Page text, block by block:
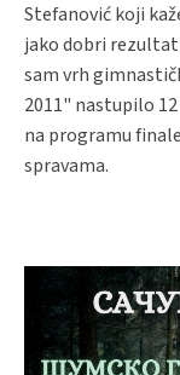
Stefanović koji
jako dobri
sam vrh
2011" nastupilo
na programu
spravama.